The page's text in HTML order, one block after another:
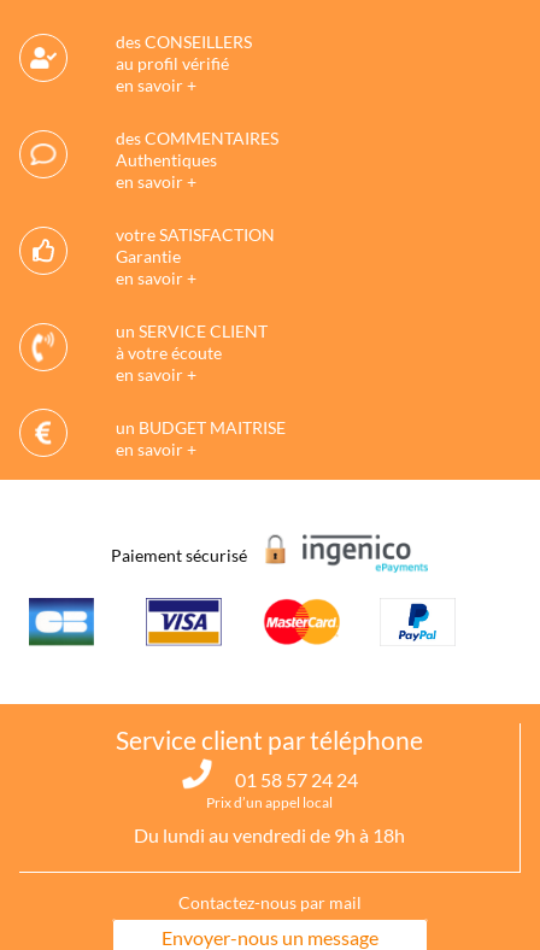
des CONSEILLERS
au profil vérifié
en savoir +
des COMMENTAIRES
Authentiques
en savoir +
votre SATISFACTION
Garantie
en savoir +
un SERVICE CLIENT
à votre écoute
en savoir +
un BUDGET MAITRISE
en savoir +
Paiement sécurisé
Service client par téléphone
01 58 57 24 24
Prix d’un appel local
Du lundi au vendredi de 9h à 18h
Contactez-nous par mail
Envoyer-nous un message